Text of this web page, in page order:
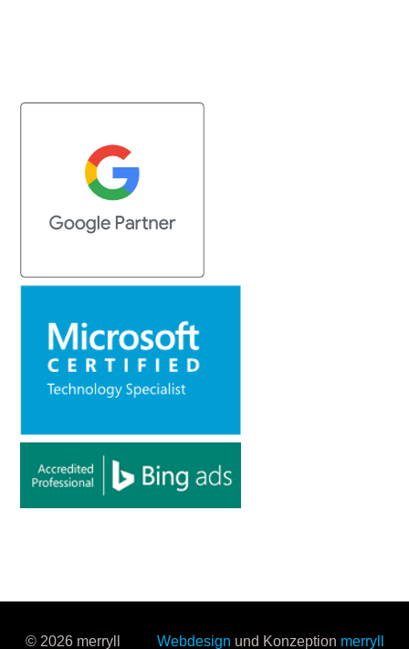
© 2026 merryll Webdesign und Konzeption merryll